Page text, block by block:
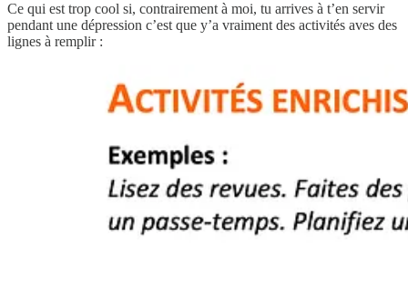
Ce qui est trop cool si, contrairement à moi, tu arrives à t’en servir
pendant une dépression c’est que y’a vraiment des activités aves des
lignes à remplir :